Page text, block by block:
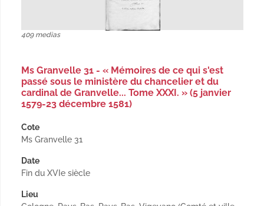
409 medias
Ms Granvelle 31 - « Mémoires de ce qui s'est
passé sous le ministère du chancelier et du
cardinal de Granvelle... Tome XXXI. » (5 janvier
1579-23 décembre 1581)
Cote
Ms Granvelle 31
Date
Fin du XVIe siècle
Lieu